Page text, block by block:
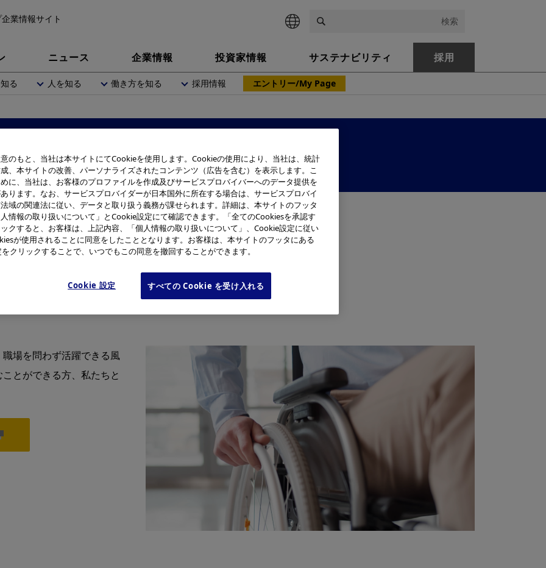
業情報サイト 検索
ニュース 企業情報 投資家情報 サステナビリティ 採用
る 人を知る 働き方を知る 採用情報 エントリー/My Page
障がい者採用
リンパスでチャレンジしてみませんか
場を問わず活躍できる風
とができる方、私たちと
のもと、当社は本サイトにてCookieを使用します。Cookieの使用により、当社は、統計
、本サイトの改善、パーソナライズされたコンテンツ（広告を含む）を表示します。こ
に、当社は、お客様のプロファイルを作成及びサービスプロバイバーへのデータ提供を
ります。なお、サービスプロバイダーが日本国外に所在する場合は、サービスプロバイ
域の関連法に従い、データと取り扱う義務が課せられます。詳細は、本サイトのフッタ
情報の取り扱いについて」とCookie設定にて確認できます。「全てのCookiesを承認す
クすると、お客様は、上記内容、「個人情報の取り扱いについて」、Cookie設定に従い
が使用されることに同意をしたこととなります。お客様は、本サイトのフッタにある
クリックすることで、いつでもこの同意を撤回することができます。
Cookie 設定 すべての Cookie を受け入れる